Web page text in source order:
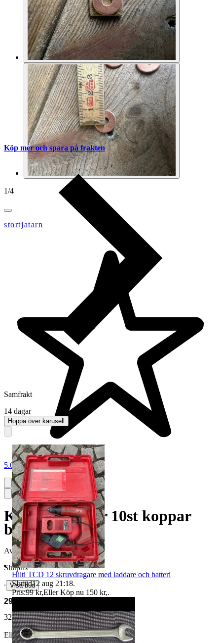
1/4
stortjatarn
5.0
Kopparbrickor 10st koppar
bricka
Avslutad 19 maj 13:36
Slutpris
∙ Visa bud
29 kr
32 kr med köparskydd. Läs mer
Elinlervik vann auktionen
Köp mer och spara på frakten
Samfrakt
14 dagar
Hoppa över karusell
Hilti TCD 12 skruvdragare med laddare och batteri
Sluttid12 aug 21:18.
Pris:99 kr,Eller Köp nu 150 kr,.